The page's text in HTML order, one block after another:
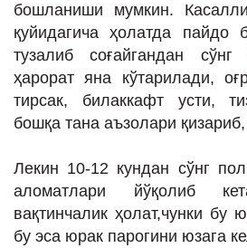
бошланиши мумкин.
қуйидагича ҳолатда пайдо
тузалиб соғайгандан
ҳарорат яна кўтарилади,
тирсак, билаккафт усти,
бошқа тана аъзолари
Лекин 10-12 кундан сўнг
аломатлари йўқолиб
вақтинчалик ҳолат,чунки бу
бу эса юрак парогини юзага